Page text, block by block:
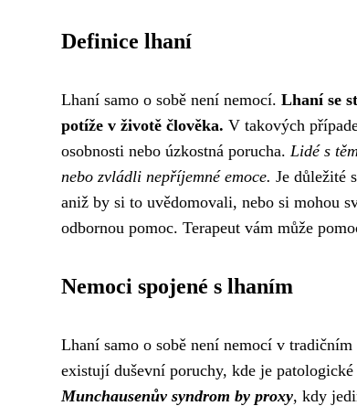
Definice lhaní
Lhaní samo o sobě není nemocí. Lhaní se
potíže v životě člověka. V takových
osobnosti nebo úzkostná porucha. Lidé s
nebo zvládli nepříjemné emoce. Je důležité
aniž by si to uvědomovali, nebo si mohou
odbornou pomoc. Terapeut vám může
Nemoci spojené s lhaním
Lhaní samo o sobě není nemocí v
existují duševní poruchy, kde je
Munchausenův syndrom by proxy, kdy